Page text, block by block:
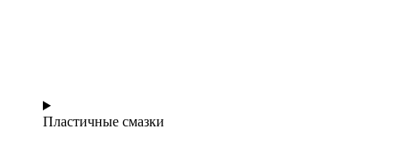
Пластичные смазки